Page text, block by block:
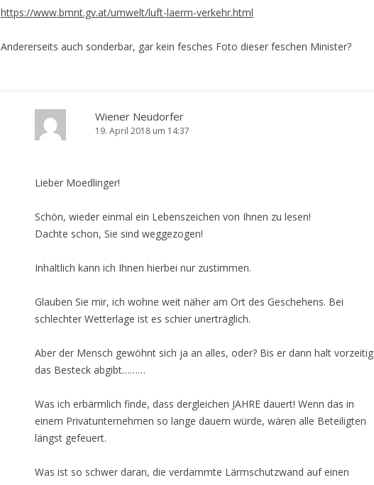
https://www.bmnt.gv.at/umwelt/luft-laerm-verkehr.html
Andererseits auch sonderbar, gar kein fesches Foto dieser feschen Minister?
Wiener Neudorfer
19. April 2018 um 14:37
Lieber Moedlinger!
Schön, wieder einmal ein Lebenszeichen von Ihnen zu lesen!
Dachte schon, Sie sind weggezogen!
Inhaltlich kann ich Ihnen hierbei nur zustimmen.
Glauben Sie mir, ich wohne weit näher am Ort des Geschehens. Bei
schlechter Wetterlage ist es schier unerträglich.
Aber der Mensch gewöhnt sich ja an alles, oder? Bis er dann halt vorzeitig
das Besteck abgibt………
Was ich erbärmlich finde, dass dergleichen JAHRE dauert! Wenn das in
einem Privatunternehmen so lange dauern würde, wären alle Beteiligten
längst gefeuert.
Was ist so schwer daran, die verdammte Lärmschutzwand auf einen